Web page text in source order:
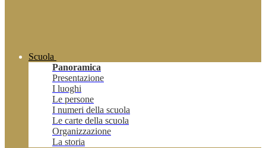
Scuola
Panoramica
Presentazione
I luoghi
Le persone
I numeri della scuola
Le carte della scuola
Organizzazione
La storia